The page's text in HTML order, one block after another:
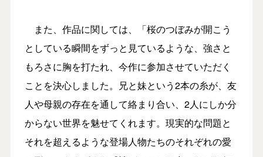
また、作品に関しては、「桜のつぼみが開こう
としている瞬間をずっと見ているような、強さと
もろさに胸を打たれ、今作に参加させていただく
ことを決心しました。兄と妹という2本の糸が、友
人や母親の存在を通して絡まり合い、2人にしか分
からない世界を魅せてくれます。現実的な問題と
それを超えるような登場人物たちのそれぞれの愛